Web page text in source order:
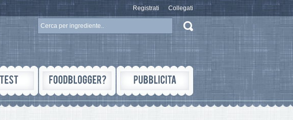
Registrati Collegati